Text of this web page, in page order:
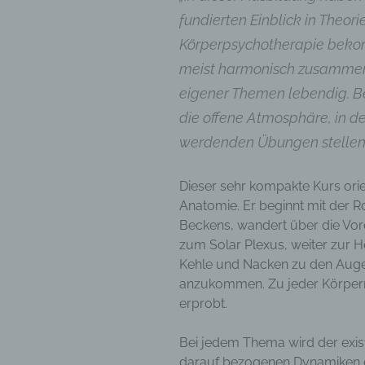
fundierten Einblick in
Körperpsychotherapie
meist harmonisch
eigener Themen lebendig.
die offene Atmosphäre, in
werdenden Übungen
Dieser sehr kompakte Kurs
Anatomie. Er beginnt mit der
Beckens, wandert über die
zum Solar Plexus, weiter zur
Kehle und Nacken zu den
anzukommen. Zu jeder
erprobt.
Bei jedem Thema wird der
auf
g)